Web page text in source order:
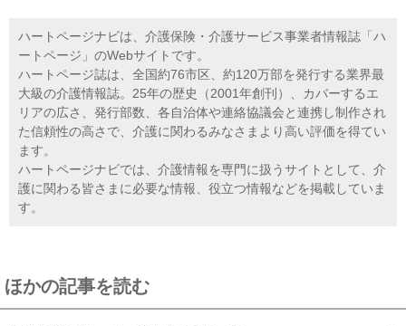
ハートページナビは、介護保険・介護サービス事業者情報誌「ハ
ートページ」のWebサイトです。
ハートページ誌は、全国約76市区、約120万部を発行する業界最
大級の介護情報誌。25年の歴史（2001年創刊）、カバーするエ
リアの広さ、発行部数、各自治体や連絡協議会と連携し制作され
た信頼性の高さで、介護に関わるみなさまより高い評価を得てい
ます。
ハートページナビでは、介護情報を専門に扱うサイトとして、介
護に関わる皆さまに必要な情報、役立つ情報などを掲載していま
す。
ほかの記事を読む